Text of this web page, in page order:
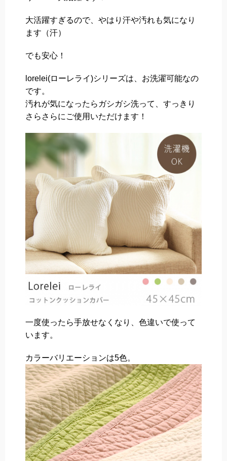
大活躍すぎるので、やはり汗や汚れも気になり
ます（汗）
でも安心！
lorelei(ローレライ)シリーズは、お洗濯可能なの
です。
汚れが気になったらガシガシ洗って、すっきり
さらさらにご使用いただけます！
一度使ったら手放せなくなり、色違いで使って
います。
カラーバリエーションは5色。